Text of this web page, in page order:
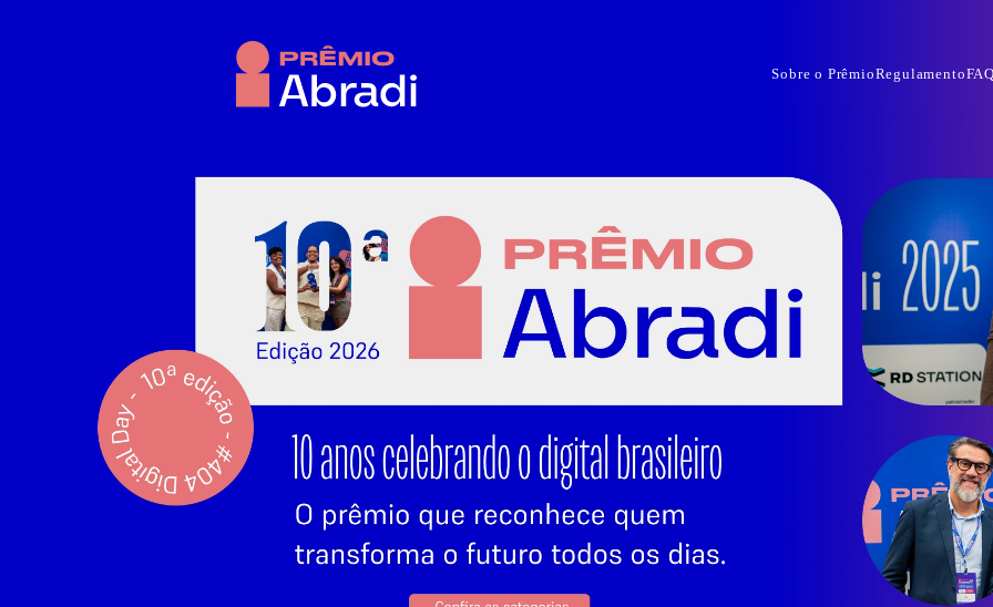
Sobre o PrêmioRegulamento